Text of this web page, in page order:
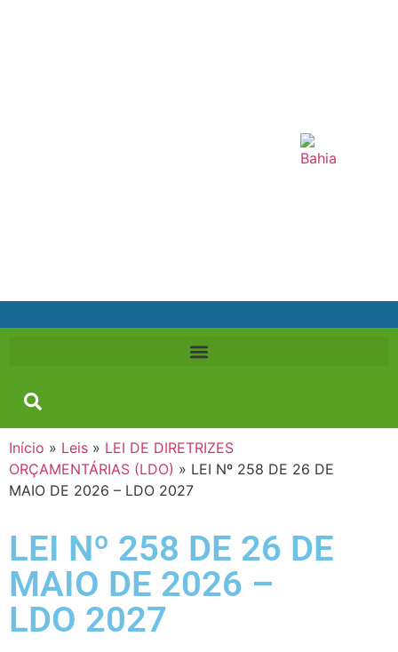
Início » Leis » LEI DE DIRETRIZES
ORÇAMENTÁRIAS (LDO) » LEI Nº 258 DE 26 DE
MAIO DE 2026 – LDO 2027
LEI Nº 258 DE 26 DE
MAIO DE 2026 –
LDO 2027